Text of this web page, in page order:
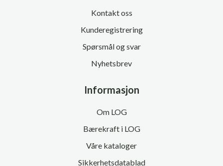
Kontakt oss
Kunderegistrering
Spørsmål og svar
Nyhetsbrev
Informasjon
Om LOG
Bærekraft i LOG
Våre kataloger
Sikkerhetsdatablad